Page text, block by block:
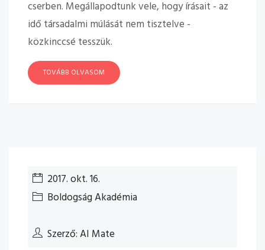
cserben. Megállapodtunk vele, hogy írásait - az
idő társadalmi múlását nem tisztelve -
közkinccsé tesszük.
TOVÁBB OLVASOM
2017. okt. 16.
Boldogság Akadémia
Szerző: AI Mate